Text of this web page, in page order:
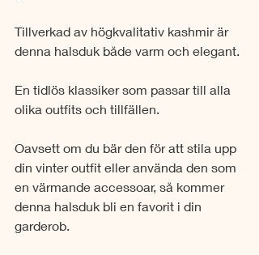
Tillverkad av högkvalitativ kashmir är
denna halsduk både varm och elegant.
En tidlös klassiker som passar till alla
olika outfits och tillfällen.
Oavsett om du bär den för att stila upp
din vinter outfit eller använda den som
en värmande accessoar, så kommer
denna halsduk bli en favorit i din
garderob.